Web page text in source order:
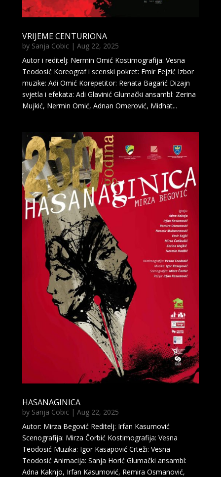
VRIJEME CENTURIONA
by Sanja Cobic| Aug 22, 2025
Autor i reditelj: Nermin Omić Kostimografija: Vesna
Teodosić Koreograf i scenski pokret: Emir Fejzić Izbor
muzike: Adi Omić Korepetitor: Renata Bagarić Dizajn
svjetla i efekata: Adi Glavinić Glumački ansambl: Zerina
Mujkić, Nermin Omić, Adnan Omerović, Midhat...
HASANAGINICA
by Sanja Cobic| Aug 22, 2025
Autor: Mirza Begović Reditelj: Irfan Kasumović
Scenografija: Mirza Čorbić Kostimografija: Vesna
Teodosić Muzika: Igor Kasapović Crteži: Vesna
Teodosić Animacija: Sanja Horić Glumački ansambl:
Adna Kaknjo, Irfan Kasumović, Remira Osmanović,